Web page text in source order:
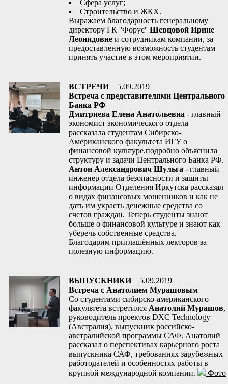
Сфера услуг;
Строительство и ЖКХ.
Выражаем благодарность генеральному
директору ГК ''Форус'' Шевцовой Ирине
Леонидовне и сотрудникам компании, за
предоставленную возможность студентам
принять участие в этом мероприятии.
ВСТРЕЧИ
5.09.2019
Встреча с представителями Центрального
Банка РФ
Дмитриева Елена Анатольевна - главный
экономист экономического отдела
рассказала студентам Сибирско-
Американского факультета ИГУ о
финансовой культуре,подробно объяснила
структуру и задачи Центрального Банка РФ.
Антон Александрович Шульга - главный
инженер отдела безопасности и защиты
информации Отделения Иркутска рассказал
о видах финансовых мошенников и как не
дать им украсть денежные средства со
счетов граждан. Теперь студенты знают
больше о финансовой культуре и знают как
уберечь собственные средства.
Благодарим приглашённых лекторов за
полезную информацию.
ВЫПУСКНИКИ
5.09.2019
Встреча с Анатолием Мурашовым
Со студентами сибирско-американского
факультета встретился Анатолий Мурашов,
руководитель проектов DXC Technology
(Австралия), выпускник российско-
австралийской программы САФ. Анатолий
рассказал о перспективах карьерного роста
выпускника САФ, требованиях зарубежных
работодателей и особенностях работы в
крупной международной компании.
Фото